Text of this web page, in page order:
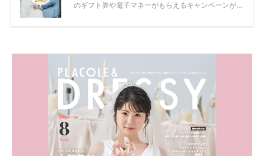
のギフト券や電子マネーがもらえるキャンペーンがあ
ため、比較せずに選ぶと損をしてしまうことも……。
内容：特典金額・条件・応募方法・注意点 「どこが
一番お得？」「プラコレの特典は？」といった疑問も
解決します。 まずは診断で候補を絞れる「ウェディ
ング診断」か、体験型 […]
続きを読む